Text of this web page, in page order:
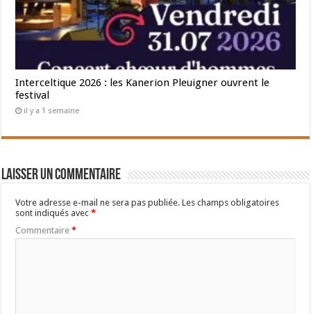
Interceltique 2026 : les Kanerion Pleuigner ouvrent le
festival
il y a 1 semaine
Laisser un commentaire
Votre adresse e-mail ne sera pas publiée. Les champs obligatoires
sont indiqués avec*
Commentaire*